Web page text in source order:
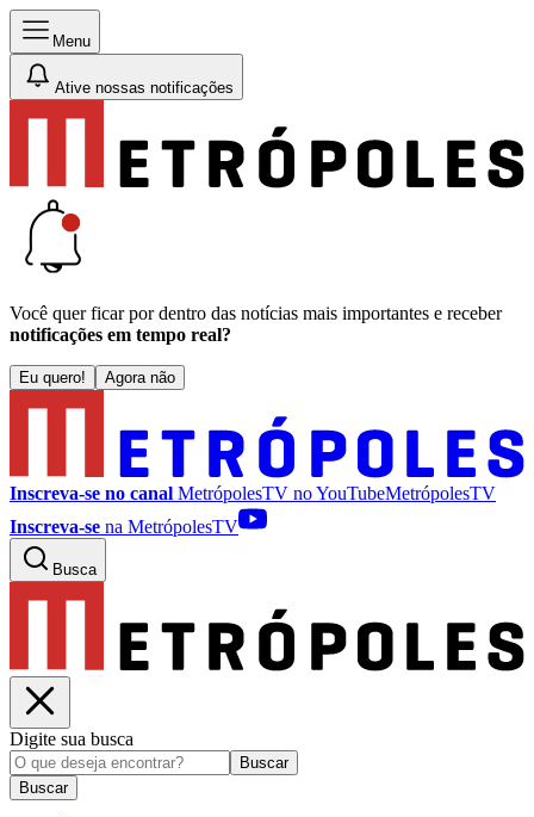
Menu
Ative nossas notificações
Você quer ficar por dentro das notícias mais importantes e receber
notificações em tempo real?
Eu quero! Agora não
Inscreva-se no canal MetrópolesTV noYouTubeMetrópolesTV
Inscreva-se na MetrópolesTV
Busca
Digite sua busca
Buscar
Buscar